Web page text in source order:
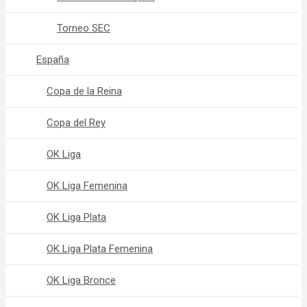
Torneo SEC
España
Copa de la Reina
Copa del Rey
OK Liga
OK Liga Femenina
OK Liga Plata
OK Liga Plata Femenina
OK Liga Bronce